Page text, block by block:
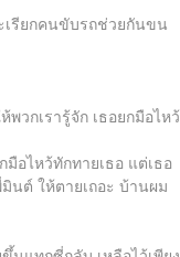
เรียกคนขับรถช่วยกันขน
วกเรารู้จัก เธอยกมือไหว้
อไหว้ทักทายเธอ แต่เธอ
นต์ ให้ตายเถอะ บ้านผม